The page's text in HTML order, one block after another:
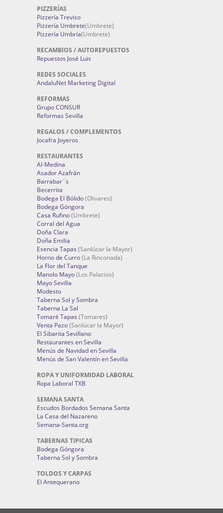
PIZZERÍAS
Pizzería Treviso
Pizzería Umbrete(Umbrete)
Pizzería Umbría(Umbrete)
RECAMBIOS / AUTOREPUESTOS
Repuestos José Luis
REDES SOCIALES
AndaluNet Marketing Digital
REFORMAS
Grupo CONSUR
Reformas Sevilla
REGALOS / COMPLEMENTOS
Jocafra Joyeros
RESTAURANTES
Al-Medina
Asador Azafrán
Barrabar´s
Becerrita
Bodega El Bólido(Olivares)
Bodega Góngora
Casa Rufino(Umbrete)
Corral del Agua
Doña Clara
Doña Emilia
Esencia Tapas (Sanlúcar la Mayor)
Horno de Curro(La Rinconada)
La Flor del Tanque
Manolo Mayo(Los Palacios)
Mayo Sevilla
Modesto
Taberna Sol y Sombra
Taberna La Sal
Tomaré Tapas (Tomares)
Venta Pazo(Sanlúcar la Mayor)
El Sibarita Sevillano
Restaurantes en Sevilla
Menús de Navidad en Sevilla
Menús de San Valentín en Sevilla
ROPA Y UNIFORMIDAD LABORAL
Ropa Laboral TXB
SEMANA SANTA
Escudos Bordados Semana Santa
La Casa del Nazareno
Semana-Santa.org
TABERNAS TIPICAS
Bodega Góngora
Taberna Sol y Sombra
TOLDOS Y CARPAS
El Antequerano